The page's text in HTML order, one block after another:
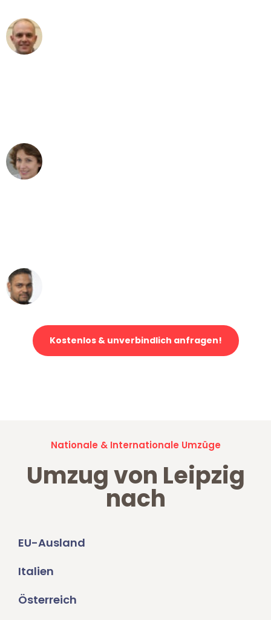
Kostenlos & unverbindlich anfragen!
Nationale & Internationale Umzüge
Umzug von Leipzig
nach
EU-Ausland
Italien
Österreich